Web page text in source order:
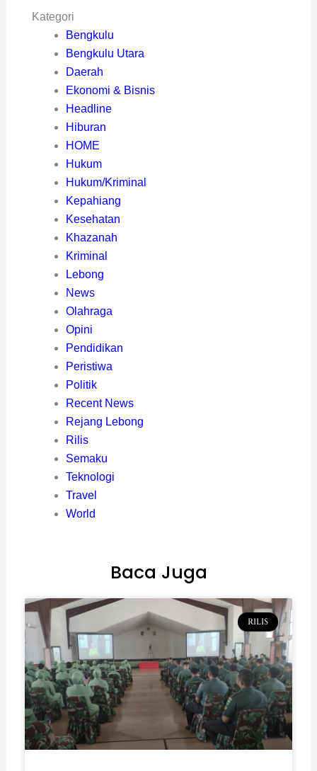
Kategori
Bengkulu
Bengkulu Utara
Daerah
Ekonomi & Bisnis
Headline
Hiburan
HOME
Hukum
Hukum/Kriminal
Kepahiang
Kesehatan
Khazanah
Kriminal
Lebong
News
Olahraga
Opini
Pendidikan
Peristiwa
Politik
Recent News
Rejang Lebong
Rilis
Semaku
Teknologi
Travel
World
Baca Juga
RILIS